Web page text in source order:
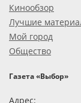
Кинообзор
Лучшие
Мой город
Общество
Газета «Выбор»
Адрес: